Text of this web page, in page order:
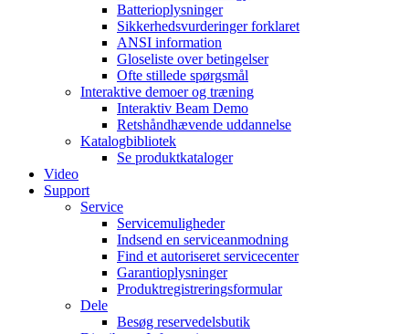
Batterioplysninger
Sikkerhedsvurderinger forklaret
ANSI information
Gloseliste over betingelser
Ofte stillede spørgsmål
Interaktive demoer og træning
Interaktiv Beam Demo
Retshåndhævende uddannelse
Katalogbibliotek
Se produktkataloger
Video
Support
Service
Servicemuligheder
Indsend en serviceanmodning
Find et autoriseret servicecenter
Garantioplysninger
Produktregistreringsformular
Dele
Besøg reservedelsbutik